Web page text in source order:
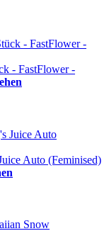
- FastFlower -
Auto (Feminised)